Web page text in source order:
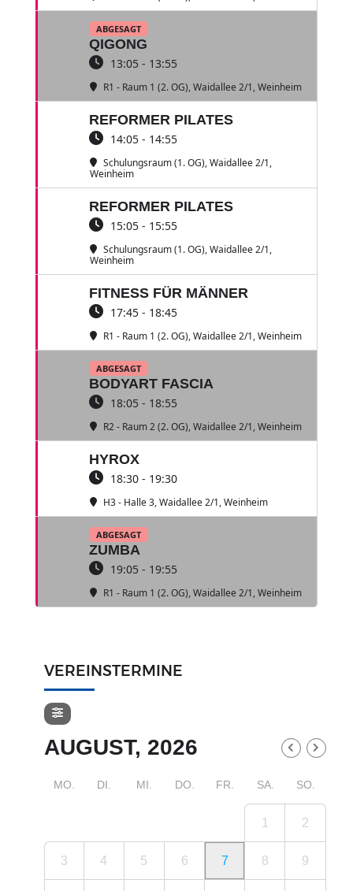
ABGESAGT
QIGONG
13:05 - 13:55
R1 - Raum 1 (2. OG), Waidallee 2/1, Weinheim
REFORMER PILATES
14:05 - 14:55
Schulungsraum (1. OG), Waidallee 2/1,
Weinheim
REFORMER PILATES
15:05 - 15:55
Schulungsraum (1. OG), Waidallee 2/1,
Weinheim
FITNESS FÜR MÄNNER
17:45 - 18:45
R1 - Raum 1 (2. OG), Waidallee 2/1, Weinheim
ABGESAGT
BODYART FASCIA
18:05 - 18:55
R2 - Raum 2 (2. OG), Waidallee 2/1, Weinheim
HYROX
18:30 - 19:30
H3 - Halle 3, Waidallee 2/1, Weinheim
ABGESAGT
ZUMBA
19:05 - 19:55
R1 - Raum 1 (2. OG), Waidallee 2/1, Weinheim
VEREINSTERMINE
AUGUST, 2026
MO. DI. MI. DO. FR. SA. SO.
1 2
3 4 5 6 7 8 9